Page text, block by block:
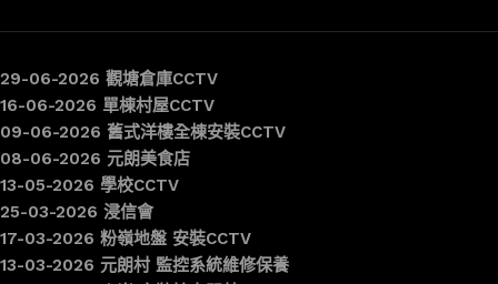
29-06-2026 觀塘倉庫CCTV
16-06-2026 單棟村屋CCTV
09-06-2026 舊式洋樓全棟安裝CCTV
08-06-2026 元朗美食店
13-05-2026 學校CCTV
25-03-2026 浸信會
17-03-2026 粉嶺地盤 安裝CCTV
13-03-2026 元朗村 監控系統維修保養